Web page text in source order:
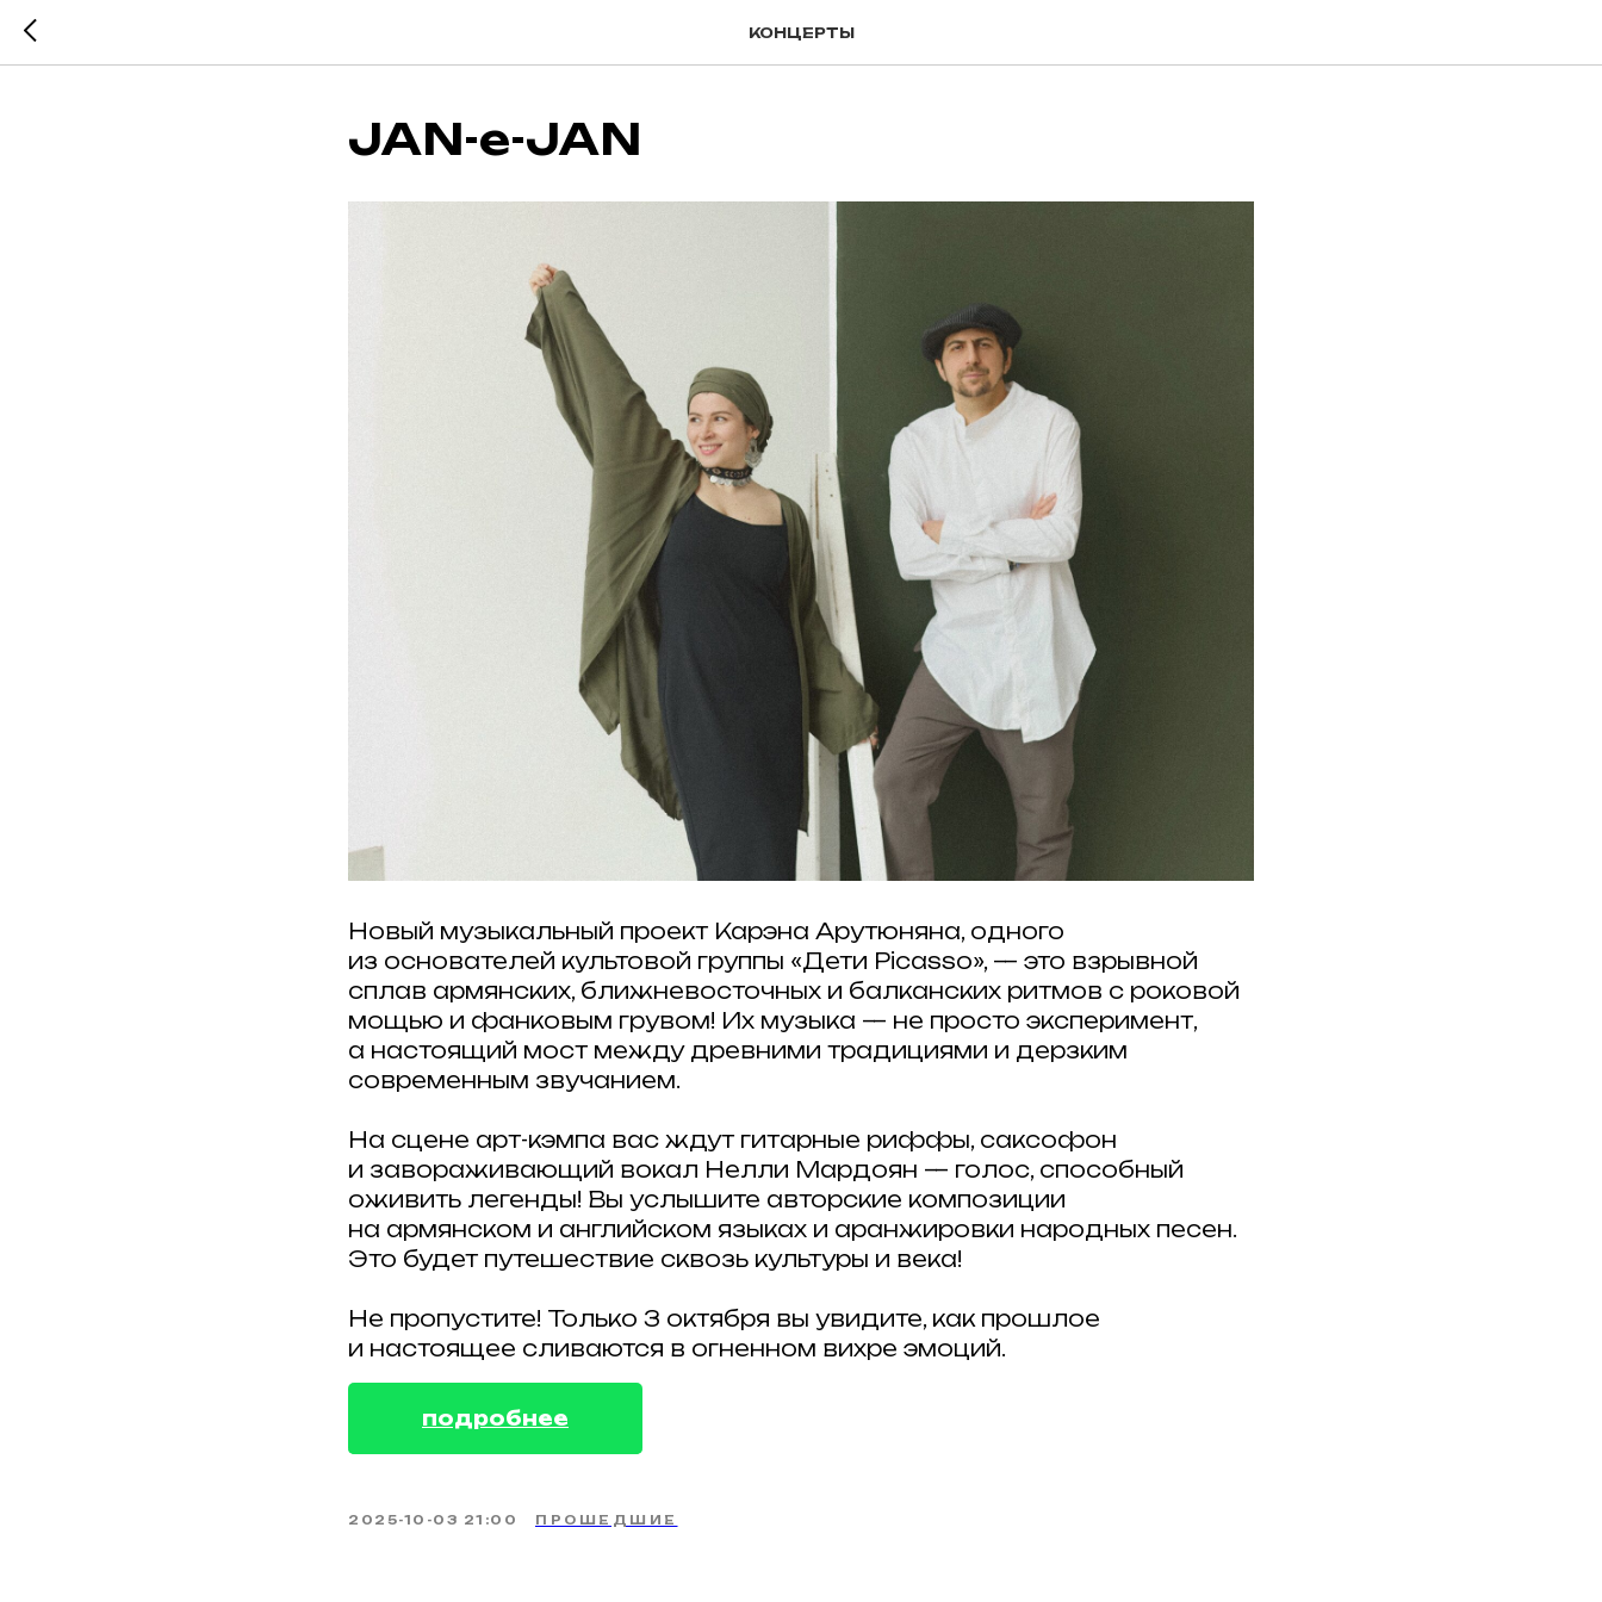
КОНЦЕРТЫ
JAN-e-JAN
Новый музыкальный проект Карэна Арутюняна, одного
из основателей культовой группы «Дети Picasso», — это взрывной
сплав армянских, ближневосточных и балканских ритмов с роковой
мощью и фанковым грувом! Их музыка — не просто эксперимент,
а настоящий мост между древними традициями и дерзким
современным звучанием.
На сцене арт-кэмпа вас ждут гитарные риффы, саксофон
и завораживающий вокал Нелли Мардоян — голос, способный
оживить легенды! Вы услышите авторские композиции
на армянском и английском языках и аранжировки народных песен.
Это будет путешествие сквозь культуры и века!
Не пропустите! Только 3 октября вы увидите, как прошлое
и настоящее сливаются в огненном вихре эмоций.
подробнее
2025-10-03 21:00 ПРОШЕДШИЕ